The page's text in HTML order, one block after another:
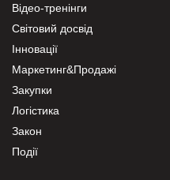
Відео-тренінги
Світовий досвід
Інновації
Маркетинг&Продажі
Закупки
Логістика
Закон
Події